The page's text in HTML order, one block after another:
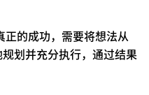
正的成功，需要将想法从
划并充分执行，通过结果